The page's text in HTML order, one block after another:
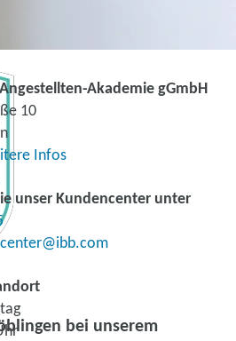
bei unserem
Akademie gGmbH
10
Infos
unser Kundencenter unter